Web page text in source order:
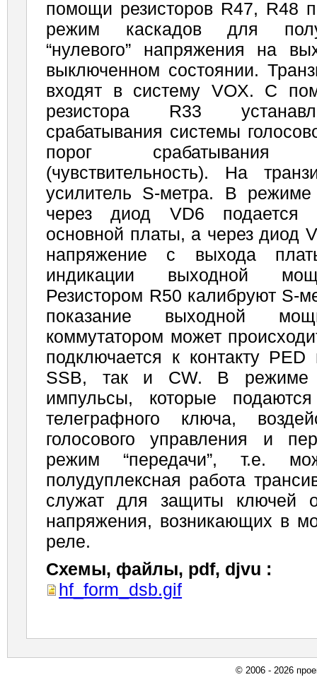
помощи резисторов R47, R48
режим каскадов для
“нулевого” напряжения на
выключенном состоянии.
входят в систему VOX. С
резистора R33
срабатывания системы
порог
(чувствительность). На
усилитель S-метра. В
через диод VD6
основной платы, а через диод
напряже­ние с выхода
индикации выходной
Резистором R50 калибруют S-
показание вы­ходной
коммутатором может
подключается к контакту
SSB, так и CW. В режиме
импульсы, которые
телеграфного ключа,
голосового уп­равления и
режим “передачи”, т.е.
полудуплексная работа
служат для за­щиты ключей
напряжения, возникающих в
реле.
Схемы, файлы, pdf, djvu :
hf_form_dsb.gif
© 2006 - 2026